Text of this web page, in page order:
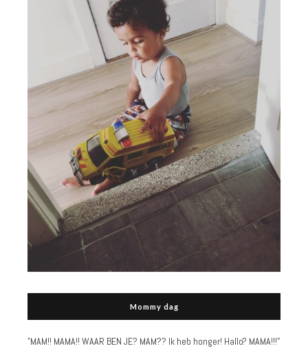
Mommy dag
"MAM!! MAMA!! WAAR BEN JE? MAM?? Ik heb honger! Hallo? MAMA!!!"